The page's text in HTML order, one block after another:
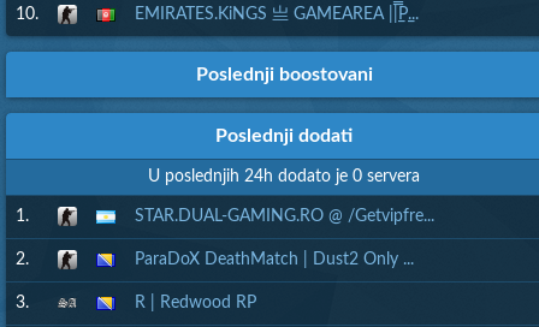
10. EMIRATES.KiNGS 亗 GAMEAREA ||͇̿P͇...
Poslednji boostovani
Poslednji dodati
U poslednjih 24h dodato je 0 servera
1. STAR.DUAL-GAMING.RO @ /Getvipfre...
2. ParaDoX DeathMatch | Dust2 Only ...
3. R | Redwood RP